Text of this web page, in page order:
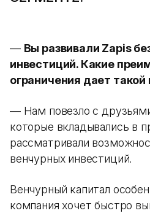
— Вы развивали Zapis
инвестиций. Какие
ограничения дает такой
— Нам повезло с
которые вкладывались в
рассматривали
венчурных инвестиций.
Венчурный капитал
компания хочет быстро